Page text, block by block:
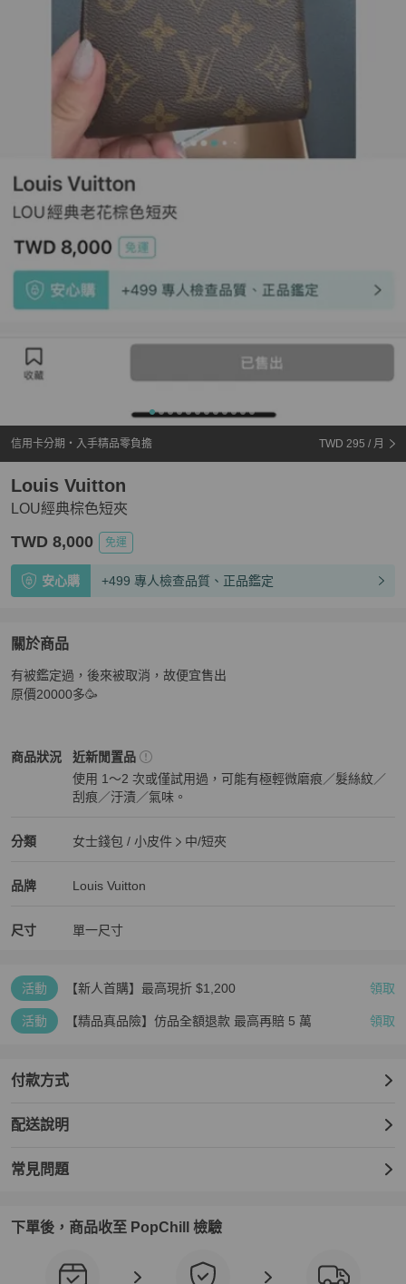
信用卡分期・入手精品零負擔 TWD 295 / 月
LOU經典棕色短夾
Louis Vuitton
TWD 8,000 免運
安心購 +499 專人檢查品質、正品鑑定
關於商品
關於LOU經典棕色短夾商品詳情與購買須知
有被鑑定過，後來被取消，故便宜售出
原價20000多🥳
商品狀況
Louis Vuitton女士錢包 / 小皮件
近新閒置品
使用 1～2 次或僅試用過，可能有極輕微磨痕／髮絲紋／
刮痕／汙漬／氣味。
分類
Louis Vuitton女士錢包 / 小皮件 分類資訊
女士錢包 / 小皮件
中/短夾
品牌
Louis Vuitton精品女士錢包 / 小皮件
Louis Vuitton
Louis Vuitton推薦清單
尺寸 單一尺寸
活動 【新人首購】最高現折 $1,200 領取
活動 【精品真品險】仿品全額退款 最高再賠 5 萬 領取
付款方式
配送說明
常見問題
下單後，商品收至 PopChill 檢驗